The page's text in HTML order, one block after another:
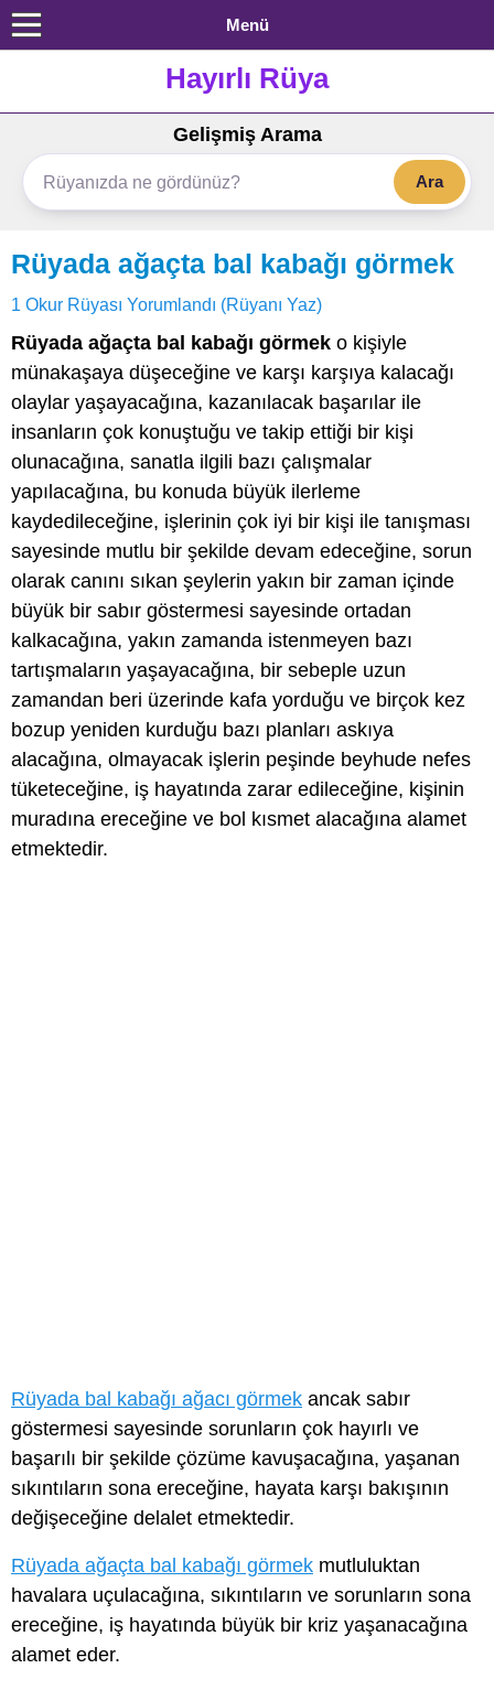
Menü
Hayırlı Rüya
Gelişmiş Arama
Ara
Rüyada ağaçta bal kabağı görmek
1 Okur Rüyası Yorumlandı (Rüyanı Yaz)
Rüyada ağaçta bal kabağı görmek o kişiyle
münakaşaya düşeceğine ve karşı karşıya kalacağı
olaylar yaşayacağına, kazanılacak başarılar ile
insanların çok konuştuğu ve takip ettiği bir kişi
olunacağına, sanatla ilgili bazı çalışmalar
yapılacağına, bu konuda büyük ilerleme
kaydedileceğine, işlerinin çok iyi bir kişi ile tanışması
sayesinde mutlu bir şekilde devam edeceğine, sorun
olarak canını sıkan şeylerin yakın bir zaman içinde
büyük bir sabır göstermesi sayesinde ortadan
kalkacağına, yakın zamanda istenmeyen bazı
tartışmaların yaşayacağına, bir sebeple uzun
zamandan beri üzerinde kafa yorduğu ve birçok kez
bozup yeniden kurduğu bazı planları askıya
alacağına, olmayacak işlerin peşinde beyhude nefes
tüketeceğine, iş hayatında zarar edileceğine, kişinin
muradına ereceğine ve bol kısmet alacağına alamet
etmektedir.
Rüyada bal kabağı ağacı görmek ancak sabır
göstermesi sayesinde sorunların çok hayırlı ve
başarılı bir şekilde çözüme kavuşacağına, yaşanan
sıkıntıların sona ereceğine, hayata karşı bakışının
değişeceğine delalet etmektedir.
Rüyada ağaçta bal kabağı görmek mutluluktan
havalara uçulacağına, sıkıntıların ve sorunların sona
ereceğine, iş hayatında büyük bir kriz yaşanacağına
alamet eder.